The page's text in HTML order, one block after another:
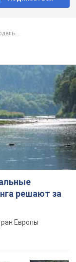
решают за
Европы